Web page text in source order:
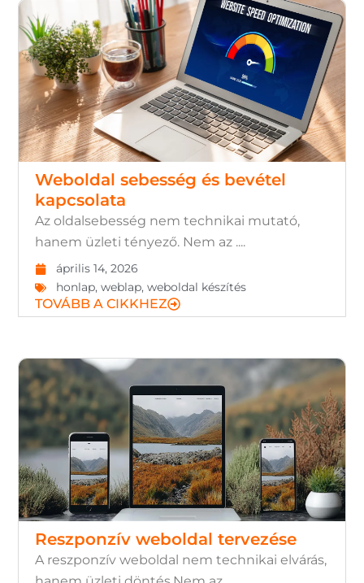
Weboldal sebesség és bevétel
kapcsolata
Az oldalsebesség nem technikai mutató,
hanem üzleti tényező. Nem az ....
április 14, 2026
honlap,weblap,weboldal készítés
TOVÁBB A CIKKHEZ
Reszponzív weboldal tervezése
A reszponzív weboldal nem technikai elvárás,